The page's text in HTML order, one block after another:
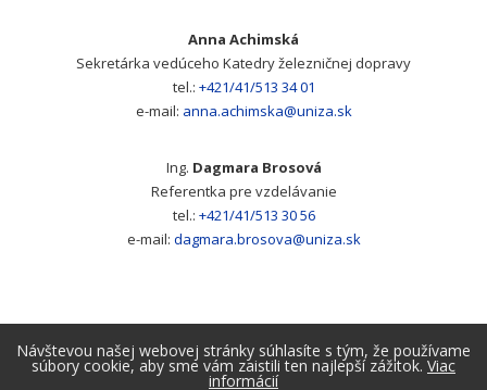
Anna Achimská
Sekretárka vedúceho Katedry železničnej dopravy
tel.: +421/41/513 34 01
e-mail: anna.achimska@uniza.sk
Ing. Dagmara Brosová
Referentka pre vzdelávanie
tel.: +421/41/513 30 56
e-mail: dagmara.brosova@uniza.sk
Návštevou našej webovej stránky súhlasíte s tým, že používame
súbory cookie, aby sme vám zaistili ten najlepší zážitok. Viac
informácií